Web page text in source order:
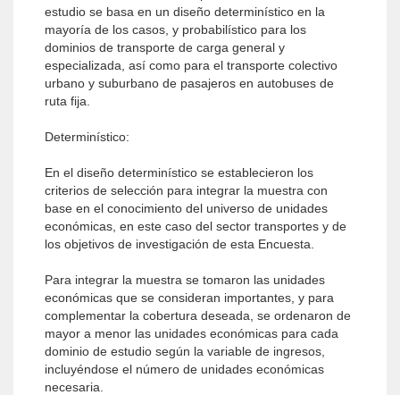
estudio se basa en un diseño determinístico en la
mayoría de los casos, y probabilístico para los
dominios de transporte de carga general y
especializada, así como para el transporte colectivo
urbano y suburbano de pasajeros en autobuses de
ruta fija.
Determinístico:
En el diseño determinístico se establecieron los
criterios de selección para integrar la muestra con
base en el conocimiento del universo de unidades
económicas, en este caso del sector transportes y de
los objetivos de investigación de esta Encuesta.
Para integrar la muestra se tomaron las unidades
económicas que se consideran importantes, y para
complementar la cobertura deseada, se ordenaron de
mayor a menor las unidades económicas para cada
dominio de estudio según la variable de ingresos,
incluyéndose el número de unidades económicas
necesaria.